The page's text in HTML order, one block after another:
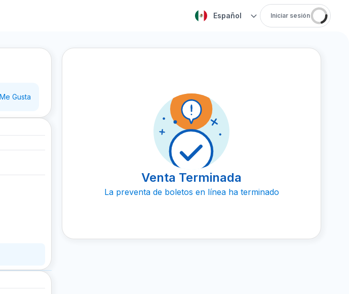
Español Iniciar sesión
Me Gusta
Venta Terminada
La preventa de boletos en línea ha terminado